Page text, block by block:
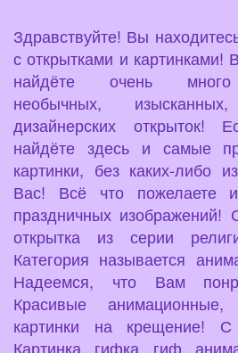
Здравствуйте! Вы
с открытками и
найдёте очень много
необычных, изысканных,
дизайнерских открыток!
найдёте здесь и самые
картинки, без каких-либо
Вас! Всё что пожелаете
праздничных изображений!
открытка из серии
Категория называется
Надеемся, что Вам
Красивые
картинки на крещение!
Картинка, гифка, гиф,